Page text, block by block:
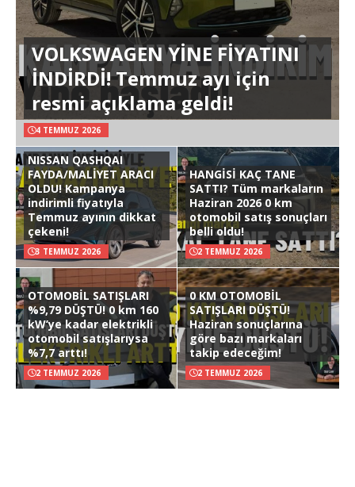
VOLKSWAGEN YİNE FİYATINI
İNDİRDİ! Temmuz ayı için
resmi açıklama geldi!
4 TEMMUZ 2026
NISSAN QASHQAI
FAYDA/MALİYET ARACI
OLDU! Kampanya
indirimli fiyatıyla
Temmuz ayının dikkat
çekeni!
3 TEMMUZ 2026
HANGİSİ KAÇ TANE
SATTI? Tüm markaların
Haziran 2026 0 km
otomobil satış sonuçları
belli oldu!
2 TEMMUZ 2026
OTOMOBİL SATIŞLARI
%9,79 DÜŞTÜ! 0 km 160
kW’ye kadar elektrikli
otomobil satışlarıysa
%7,7 arttı!
2 TEMMUZ 2026
0 KM OTOMOBİL
SATIŞLARI DÜŞTÜ!
Haziran sonuçlarına
göre bazı markaları
takip edeceğim!
2 TEMMUZ 2026